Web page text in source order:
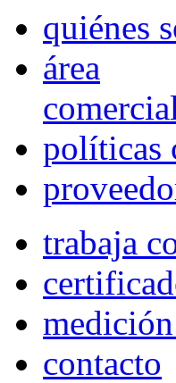
quiénes
área
políticas
trabaja
contacto